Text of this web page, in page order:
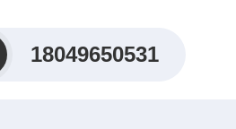
18049650531